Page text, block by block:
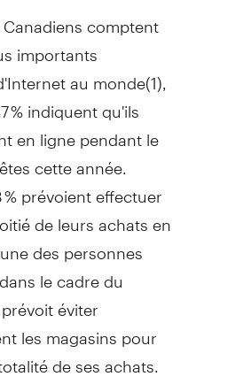
comptent
importants
au monde(1),
% indiquent qu'ils
en ligne pendant le
cette année.
prévoient effectuer
de leurs achats en
des personnes
le cadre du
éviter
les magasins pour
de ses achats.